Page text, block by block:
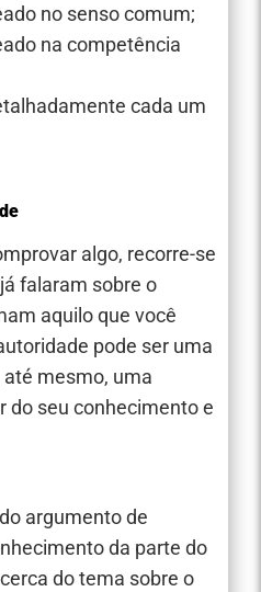
no senso comum;
na competência
cada um
algo, recorre-se
falaram sobre o
aquilo que você
pode ser uma
até mesmo, uma
do seu conhecimento e
argumento de
da parte do
do tema sobre o